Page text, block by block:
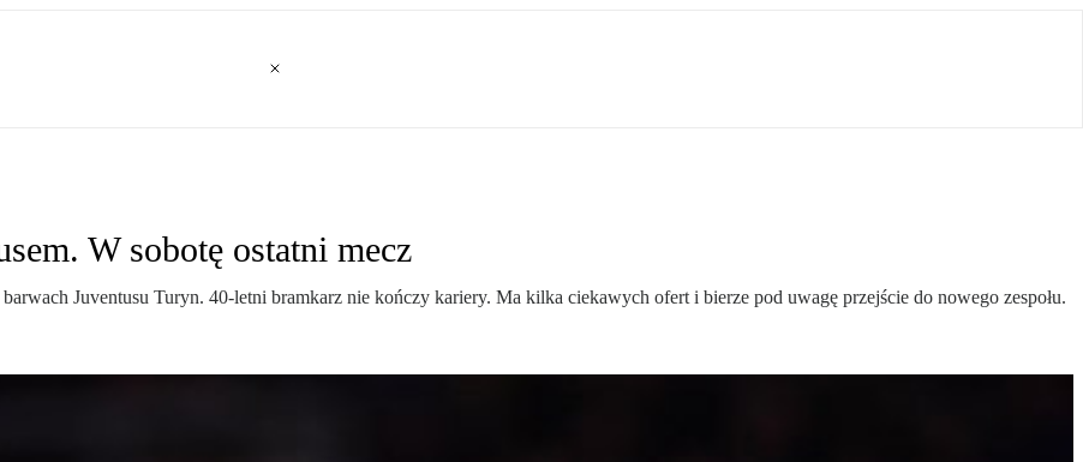
W sobotę ostatni mecz
Juventusu Turyn. 40-letni bramkarz nie kończy kariery. Ma kilka ciekawych ofert i bierze pod uwagę przejście do nowego zespołu.